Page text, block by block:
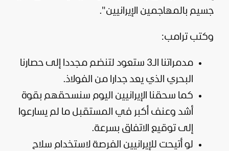
جسيم بالمهاجمين الإيرانيين".
وكتب ترامب:
مدمراتنا الـ3 ستعود لتنضم مجددا إلى حصارنا
البحري الذي يعد جدارا من الفولاذ.
كما سحقنا الإيرانيين اليوم سنسحقهم بقوة
أشد وعنف أكبر في المستقبل ما لم يسارعوا
إلى توقيع الاتفاق بسرعة.
لو أتيحت للإيرانيين الفرصة لاستخدام سلاح